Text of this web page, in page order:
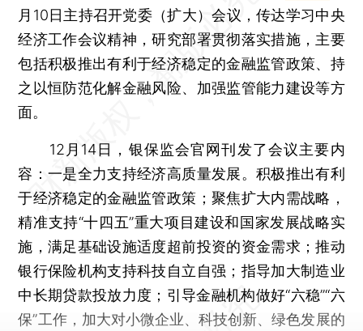
月10日主持召开党委（扩大）会议，传达学习中央
经济工作会议精神，研究部署贯彻落实措施，主要
包括积极推出有利于经济稳定的金融监管政策、持
之以恒防范化解金融风险、加强监管能力建设等方
面。
12月14日，银保监会官网刊发了会议主要内
容：一是全力支持经济高质量发展。积极推出有利
于经济稳定的金融监管政策；聚焦扩大内需战略，
精准支持“十四五”重大项目建设和国家发展战略实
施，满足基础设施适度超前投资的资金需求；推动
银行保险机构支持科技自立自强；指导加大制造业
中长期贷款投放力度；引导金融机构做好“六稳”“六
保”工作，加大对小微企业、科技创新、绿色发展的